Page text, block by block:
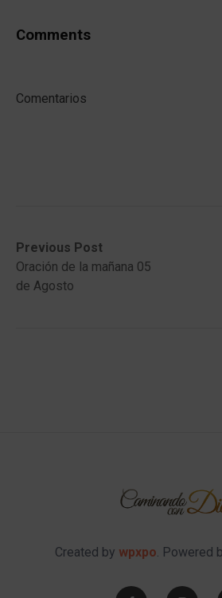
Comments
Comentarios
Post
navigation
Previous Post
Previous
post:Oración de la mañana 05
de Agosto
Next
post:
Created by wpxpo. Powered